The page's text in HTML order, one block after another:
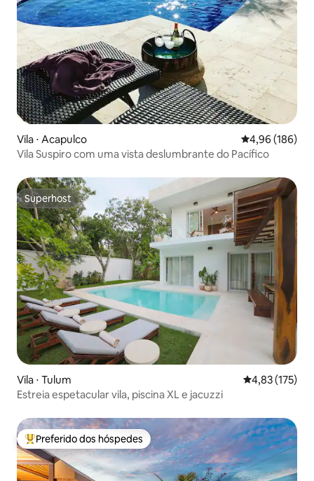
Vila ⋅ Acapulco 4,96 de uma
4,96 (186)
Vila Suspiro com uma vista deslumbrante do Pacífico
Superhost
Superhost
Vila ⋅ Tulum 4,83 de uma
4,83 (175)
Estreia espetacular vila, piscina XL e jacuzzi
Entre os melhores preferidos dos hóspedes
Preferido dos hóspedes